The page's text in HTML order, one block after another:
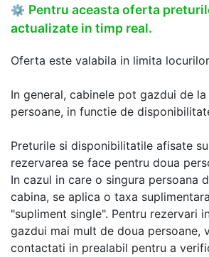
⚙ Pentru aceasta oferta
actualizate in timp real.
Oferta este valabila in limita
In general, cabinele pot gazdui de
persoane, in functie de
Preturile si disponibilitatile afisate
rezervarea se face pentru doua
In cazul in care o singura persoana
cabina, se aplica o taxa
"supliment single". Pentru rezervari
gazdui mai mult de doua persoane,
contactati in prealabil pentru a